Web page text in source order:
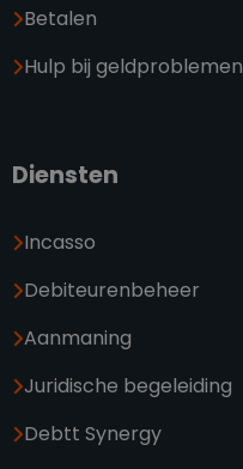
Betalen
Hulp bij geldproblemen
Diensten
Incasso
Debiteurenbeheer
Aanmaning
Juridische begeleiding
Debtt Synergy